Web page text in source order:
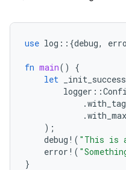
use log ::{debug,
fn main()
{
let
_init_success
logger ::
.
.
);
debug ! ( "This is a
error ! (
}